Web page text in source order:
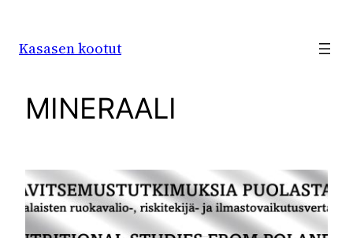
Kasasen kootut
MINERAALI